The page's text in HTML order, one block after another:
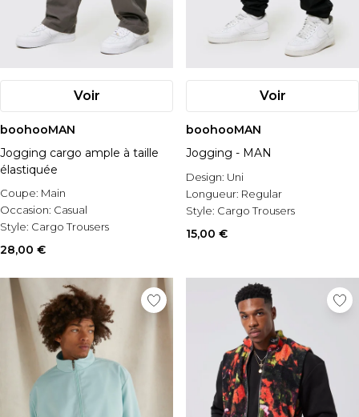
Voir
boohooMAN
Jogging cargo ample à taille
élastiquée
Coupe: Main
Occasion: Casual
Style: Cargo Trousers
28,00 €
Voir
boohooMAN
Jogging - MAN
Design: Uni
Longueur: Regular
Style: Cargo Trousers
15,00 €